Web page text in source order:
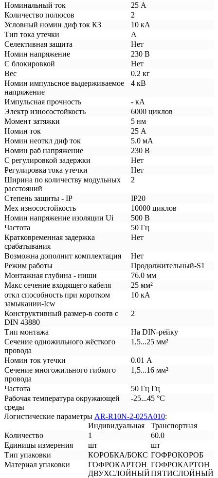
Номинальный ток
25 А
Количество полюсов
2
Условный номин диф ток КЗ
10 кА
Тип тока утечки
A
Селективная защита
Нет
Номин напряжение
230 В
С блокировкой
Нет
Вес
0.2 кг
Номин импульсное выдерживаемое
напряжение
4 кВ
Импульсная прочность
- кА
Электр износостойкость
6000 циклов
Момент затяжки
5 нм
Номин ток
25 А
Номин неоткл диф ток
5.0 мА
Номин раб напряжение
230 В
С регулировкой задержки
Нет
Регулировка тока утечки
Нет
Ширина по количеству модульных
расстояний
2
Степень защиты - IP
IP20
Мех износостойкость
10000 циклов
Номин напряжение изоляции Ui
500 В
Частота
50 Гц
Кратковременная задержка
срабатывания
Нет
Возможна дополнит комплектация
Нет
Режим работы
Продолжительный-S1
Монтажная глубина - ниши
76.0 мм
Макс сечение входящего кабеля
25 мм²
откл способность при коротком
замыкании-Icw
10 кА
Конструктивный размер-в соотв с
DIN 43880
2
Тип монтажа
На DIN-рейку
Сечение одножильного жёсткого
провода
1,5...25 мм²
Номин ток утечки
0.01 А
Сечение многожильного гибкого
провода
1,5...16 мм²
Частота
50 Гц Гц
Рабочая температура окружающей
среды
-25...45 °C
Логистические параметры AR-R10N-2-025A010:
Индивидуальная
Транспортная
Количество
1
60.0
Единицы измерения
шт
шт
Тип упаковки
КОРОБКА/БОКС ГОФРОКОРОБ
Материал упаковки
ГОФРОКАРТОН
ДВУХСЛОЙНЫЙ
ГОФРОКАРТОН
ПЯТИСЛОЙНЫЙ